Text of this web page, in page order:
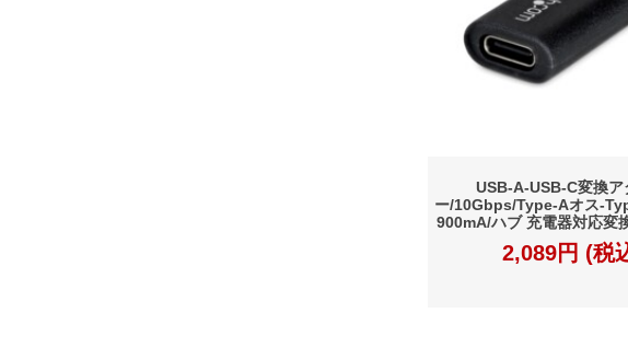
USB-A-USB-C変換ア
ー/10Gbps/Type-Aオス-
900mA/ハブ 充電器対応変
2,089円 (税